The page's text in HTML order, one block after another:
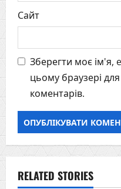
Сайт
Зберегти моє ім'я,
цьому браузері
коментарів.
RELATED STORIES